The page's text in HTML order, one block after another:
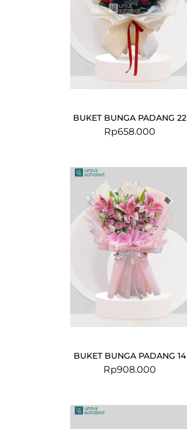
BUKET BUNGA PADANG 22
Rp658.000
BUKET BUNGA PADANG 14
Rp908.000